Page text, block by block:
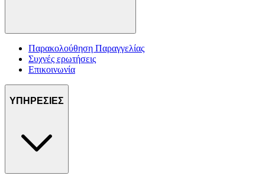
Παρακολούθηση Παραγγελίας
Συχνές ερωτήσεις
Επικοινωνία
ΥΠΗΡΕΣΙΕΣ